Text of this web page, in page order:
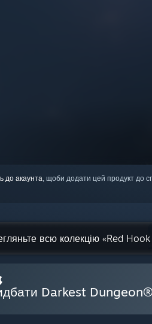
до акаунта, щоби додати цей продукт до
всю колекцію «Red
Darkest